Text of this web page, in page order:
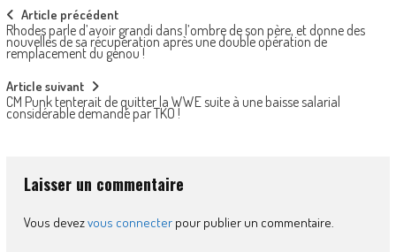
Post
navigation
Article précédent
Rhodes parle d’avoir grandi dans l’ombre de son père, et donne des
nouvelles de sa récupération après une double opération de
remplacement du genou !
Article suivant
CM Punk tenterait de quitter la WWE suite à une baisse salarial
considérable demandé par TKO !
Laisser un commentaire
Vous devezvous connecterpour publier un commentaire.